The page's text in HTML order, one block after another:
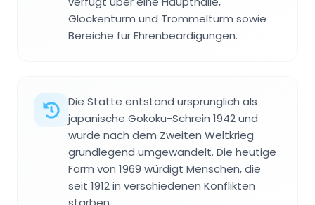
Glockenturm und Trommelturm sowie
Bereiche fur Ehrenbeardigungen.
Die Statte entstand ursprunglich als
japanische Gokoku-Schrein 1942 und
wurde nach dem Zweiten Weltkrieg
grundlegend umgewandelt. Die heutige
Form von 1969 würdigt Menschen, die
seit 1912 in verschiedenen Konflikten